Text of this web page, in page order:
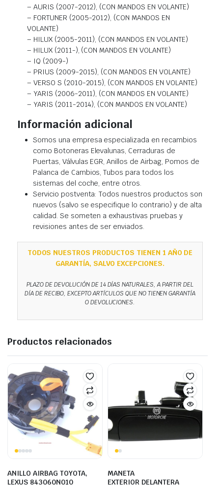
– AURIS (2007-2012), (CON MANDOS EN VOLANTE)
– FORTUNER (2005-2012), (CON MANDOS EN
VOLANTE)
– HILUX (2005-2011), (CON MANDOS EN VOLANTE)
– HILUX (2011-), (CON MANDOS EN VOLANTE)
– IQ (2009-)
– PRIUS (2009-2015), (CON MANDOS EN VOLANTE)
– VERSO S (2010-2015), (CON MANDOS EN VOLANTE)
– YARIS (2006-2011), (CON MANDOS EN VOLANTE)
– YARIS (2011-2014), (CON MANDOS EN VOLANTE)
Información adicional
Somos una empresa especializada en recambios
como Botoneras Elevalunas, Cerraduras de
Puertas, Válvulas EGR, Anillos de Airbag, Pomos de
Palanca de Cambios, Tubos para todos los
sistemas del coche, entre otros.
Servicio postventa: Todos nuestros productos son
nuevos (salvo se especifique lo contrario) y de alta
calidad. Se someten a exhaustivas pruebas y
revisiones antes de ser enviados.
TODOS NUESTROS PRODUCTOS TIENEN 1 AÑO DE
GARANTÍA, SALVO EXCEPCIONES.
PLAZO DE DEVOLUCIÓN DE 14 DÍAS NATURALES, A PARTIR DEL
DÍA DE RECIBO, EXCEPTO ARTÍCULOS QUE NO TIENEN GARANTÍA
O DEVOLUCIONES.
Productos relacionados
ANILLO AIRBAG TOYOTA,
LEXUS 843060N010
MANETA
EXTERIOR DELANTERA